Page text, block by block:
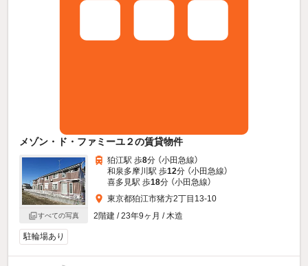
メゾン・ド・ファミーユ２の賃貸物件
すべての写真
狛江駅 歩8分 （小田急線）
和泉多摩川駅 歩12分 （小田急線）
喜多見駅 歩18分 （小田急線）
東京都狛江市猪方2丁目13-10
2階建 / 23年9ヶ月 / 木造
駐輪場あり